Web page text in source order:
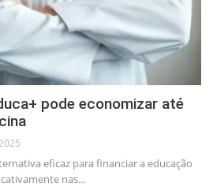
pode economizar até
eficaz para financiar a educação
nas…